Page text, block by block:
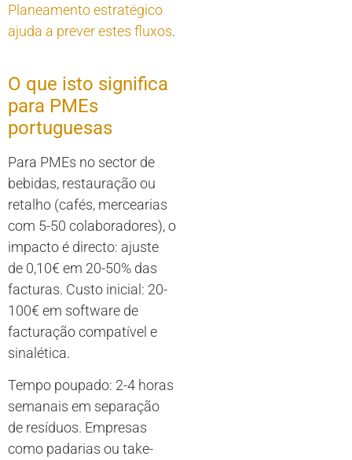
Planeamento estratégico
ajuda a prever estes fluxos.
O que isto significa
para PMEs
portuguesas
Para PMEs no sector de
bebidas, restauração ou
retalho (cafés, mercearias
com 5-50 colaboradores), o
impacto é directo: ajuste
de 0,10€ em 20-50% das
facturas. Custo inicial: 20-
100€ em software de
facturação compatível e
sinalética.
Tempo poupado: 2-4 horas
semanais em separação
de resíduos. Empresas
como padarias ou take-